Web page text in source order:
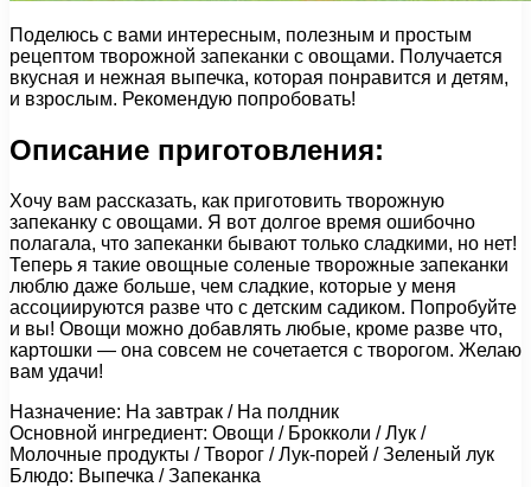
Поделюсь с вами интересным, полезным и простым
рецептом творожной запеканки с овощами. Получается
вкусная и нежная выпечка, которая понравится и детям,
и взрослым. Рекомендую попробовать!
Описание приготовления:
Хочу вам рассказать, как приготовить творожную
запеканку с овощами. Я вот долгое время ошибочно
полагала, что запеканки бывают только сладкими, но нет!
Теперь я такие овощные соленые творожные запеканки
люблю даже больше, чем сладкие, которые у меня
ассоциируются разве что с детским садиком. Попробуйте
и вы! Овощи можно добавлять любые, кроме разве что,
картошки — она совсем не сочетается с творогом. Желаю
вам удачи!
Назначение: На завтрак / На полдник
Основной ингредиент: Овощи / Брокколи / Лук /
Молочные продукты / Творог / Лук-порей / Зеленый лук
Блюдо: Выпечка / Запеканка